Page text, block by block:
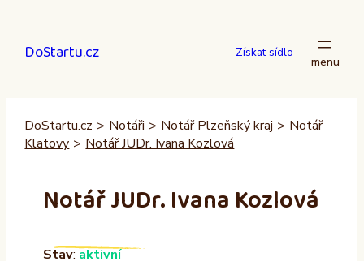
obsah
DoStartu.cz Získat sídlo
DoStartu.cz > Notáři > Notář Plzeňský kraj > Notář
Klatovy > Notář JUDr. Ivana Kozlová
Notář JUDr. Ivana Kozlová
Stav: aktivní